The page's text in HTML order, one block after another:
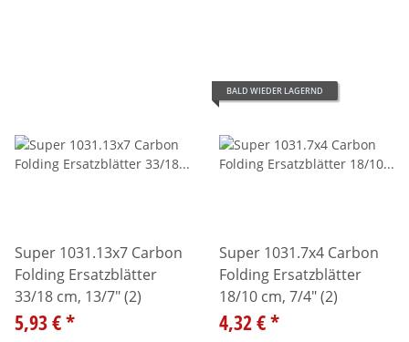
Super 1031.13x7 Carbon
Folding Ersatzblätter
33/18 cm, 13/7" (2)
5,93 €*
BALD WIEDER LAGERND
Super 1031.7x4 Carbon
Folding Ersatzblätter
18/10 cm, 7/4" (2)
4,32 €*